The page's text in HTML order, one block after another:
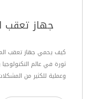
جهاز تعقب
كيف يحمي جهاز تعقب
ثورة في عالم التكنولوجيا
وعملية للكثير من